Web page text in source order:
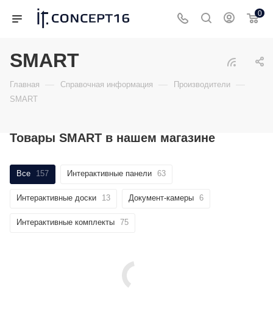
0
SMART
Главная — Справочная информация — Производители —
SMART
Товары SMART в нашем магазине
Все 157 Интерактивные панели 63
Интерактивные доски 13 Документ-камеры 6
Интерактивные комплекты 75